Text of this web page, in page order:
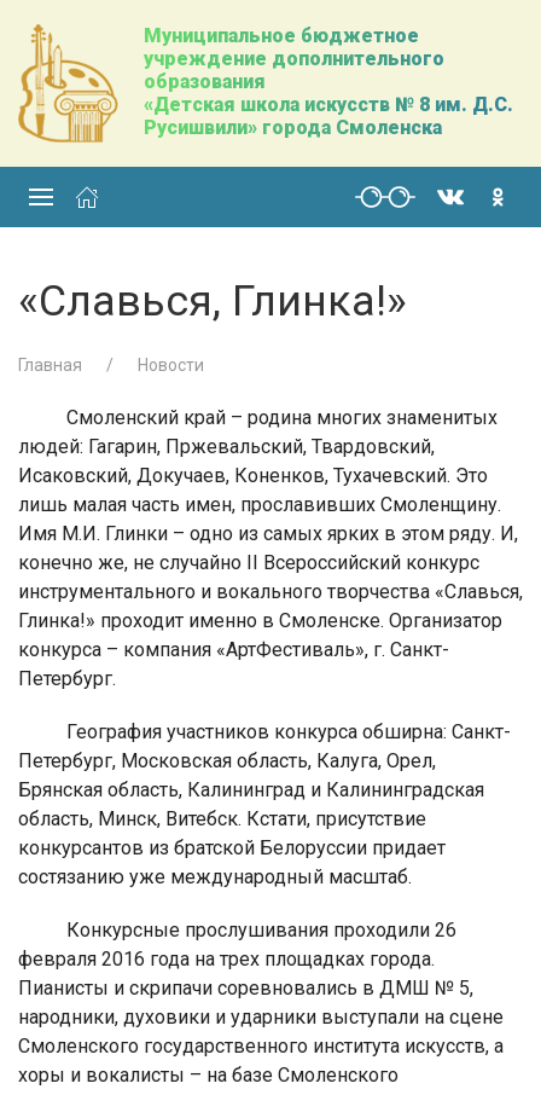
Муниципальное бюджетное
учреждение дополнительного
образования
«Детская школа искусств № 8 им. Д.С.
Русишвили» города Смоленска
«Славься, Глинка!»
Главная Новости
Смоленский край – родина многих знаменитых
людей: Гагарин, Пржевальский, Твардовский,
Исаковский, Докучаев, Коненков, Тухачевский. Это
лишь малая часть имен, прославивших Смоленщину.
Имя М.И. Глинки – одно из самых ярких в этом ряду. И,
конечно же, не случайно II Всероссийский конкурс
инструментального и вокального творчества «Славься,
Глинка!» проходит именно в Смоленске. Организатор
конкурса – компания «АртФестиваль», г. Санкт-
Петербург.
География участников конкурса обширна: Санкт-
Петербург, Московская область, Калуга, Орел,
Брянская область, Калининград и Калининградская
область, Минск, Витебск. Кстати, присутствие
конкурсантов из братской Белоруссии придает
состязанию уже международный масштаб.
Конкурсные прослушивания проходили 26
февраля 2016 года на трех площадках города.
Пианисты и скрипачи соревновались в ДМШ № 5,
народники, духовики и ударники выступали на сцене
Смоленского государственного института искусств, а
хоры и вокалисты – на базе Смоленского